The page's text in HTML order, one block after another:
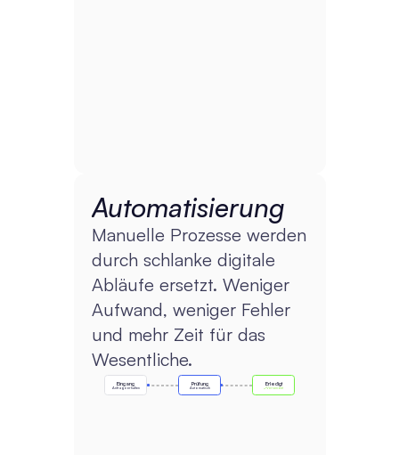
Automatisierung
Manuelle Prozesse werden
durch schlanke digitale
Abläufe ersetzt. Weniger
Aufwand, weniger Fehler
und mehr Zeit für das
Wesentliche.
Eingang
Anfrage erhalten
Prüfung
Automatisch
Erledigt
Versendet